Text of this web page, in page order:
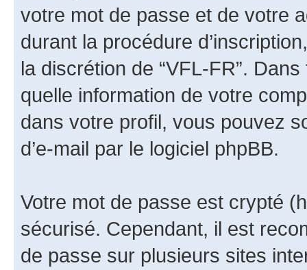
votre mot de passe et de votre
durant la procédure
la discrétion de “VFL-FR”.
quelle information de votre
dans votre profil, vous pouvez
d’e-mail par le logiciel phpBB.
Votre mot de passe est crypté
sécurisé. Cependant, il est
de passe sur plusieurs sites